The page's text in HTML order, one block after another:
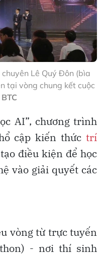
Lê Quý Đôn (bìa
tại vòng chung kết cuộc
AI”, chương trình
cập kiến thức trí
điều kiện để học
vào giải quyết các
vòng từ trực tuyến
- nơi thí sinh